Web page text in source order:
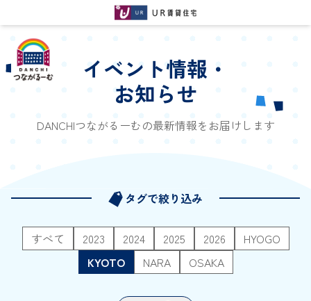
イベント情報・
お知らせ
DANCHIつながるーむの最新情報をお届けします
タグで絞り込み
すべて 2023 2024 2025 2026
HYOGO
KYOTO
NARA OSAKA